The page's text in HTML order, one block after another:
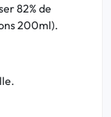
82% de
200ml).